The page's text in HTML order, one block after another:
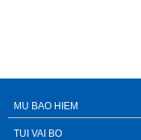
MU BAO HIEM
TUI VAI BO